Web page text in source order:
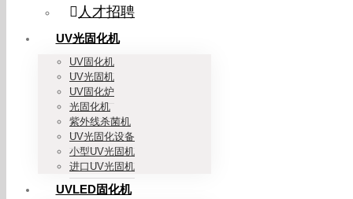
人才招聘
UV光固化机
UV固化机
UV光固机
UV固化炉
光固化机
紫外线杀菌机
UV光固化设备
小型UV光固机
进口UV光固机
UVLED固化机